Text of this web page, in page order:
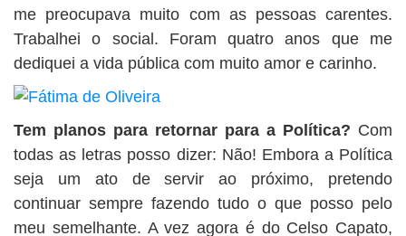
me preocupava muito com as pessoas carentes.
Trabalhei o social. Foram quatro anos que me
dediquei a vida pública com muito amor e carinho.
Tem planos para retornar para a Política? Com
todas as letras posso dizer: Não! Embora a Política
seja um ato de servir ao próximo, pretendo
continuar sempre fazendo tudo o que posso pelo
meu semelhante. A vez agora é do Celso Capato,